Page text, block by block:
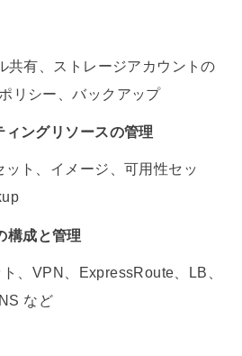
共有、ストレージアカウントの
リシー、バックアップ
ングリソースの管理
ット、イメージ、可用性セッ
構成と管理
、VPN、ExpressRoute、LB、
など